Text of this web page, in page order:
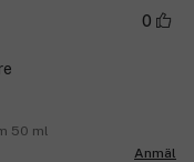
0
50 ml
Anmäl